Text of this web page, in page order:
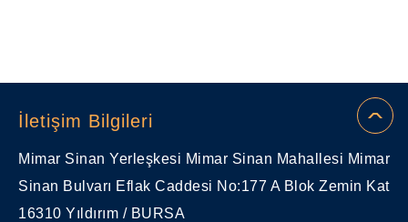
İletişim Bilgileri
Mimar Sinan Yerleşkesi Mimar Sinan Mahallesi Mimar
Sinan Bulvarı Eflak Caddesi No:177 A Blok Zemin Kat
16310 Yıldırım / BURSA